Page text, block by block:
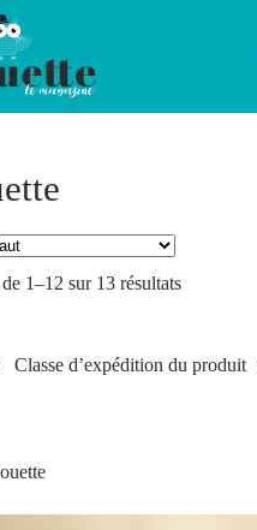
1–12 sur 13 résultats
Classe d’expédition du produit